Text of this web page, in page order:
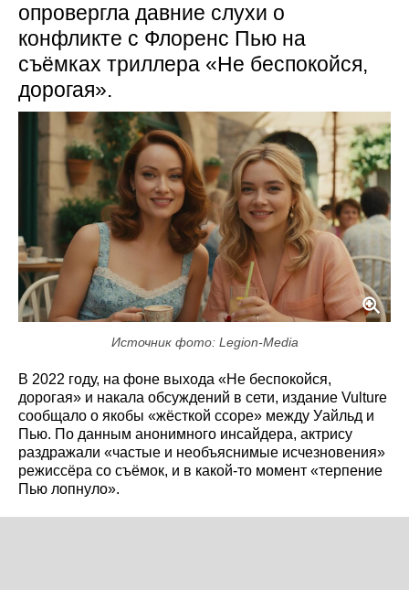
опровергла давние слухи о
конфликте с Флоренс Пью на
съёмках триллера «Не беспокойся,
дорогая».
Источник фото: Legion-Media
В 2022 году, на фоне выхода «Не беспокойся,
дорогая» и накала обсуждений в сети, издание Vulture
сообщало о якобы «жёсткой ссоре» между Уайльд и
Пью. По данным анонимного инсайдера, актрису
раздражали «частые и необъяснимые исчезновения»
режиссёра со съёмок, и в какой-то момент «терпение
Пью лопнуло».